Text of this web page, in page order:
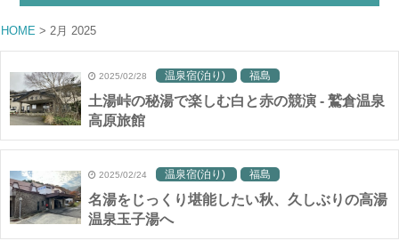
HOME 2月 2025
2025/02/28 温泉宿(泊り) 福島
土湯峠の秘湯で楽しむ白と赤の競演 - 鷲倉温泉
高原旅館
2025/02/24 温泉宿(泊り) 福島
名湯をじっくり堪能したい秋、久しぶりの高湯
温泉玉子湯へ